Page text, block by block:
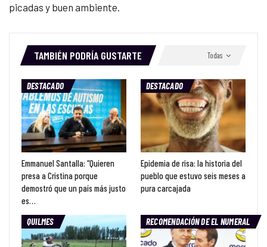
picadas y buen ambiente.
Todas
TAMBIÉN PODRÍA GUSTARTE
DESTACADO
Emmanuel Santalla: “Quieren
presa a Cristina porque
demostró que un país más justo
es…
DESTACADO
Epidemia de risa: la historia del
pueblo que estuvo seis meses a
pura carcajada
QUILMES RECOMENDACIÓN DE EL NUMERAL